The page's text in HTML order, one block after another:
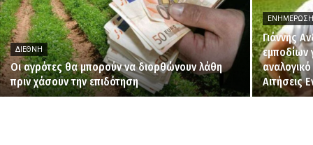
ΔΙΕΘΝΉ
Οι αγρότες θα μπορούν να διορθώνουν λάθη
πριν χάσουν την επιδότηση
Γιάννης
εμποδίων
Αιτήσεις